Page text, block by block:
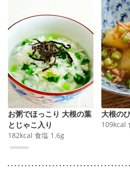
お粥でほっこり 大根の葉
とじゃこ入り
182kcal 食塩 1.6g
大根の
109kcal